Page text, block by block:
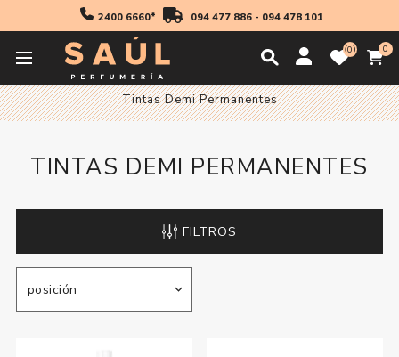
2400 6660* 094 477 886- 094 478 101
0 0
Inicio Profesionales
Tintas Demi Permanentes
TINTAS DEMI PERMANENTES
FILTROS